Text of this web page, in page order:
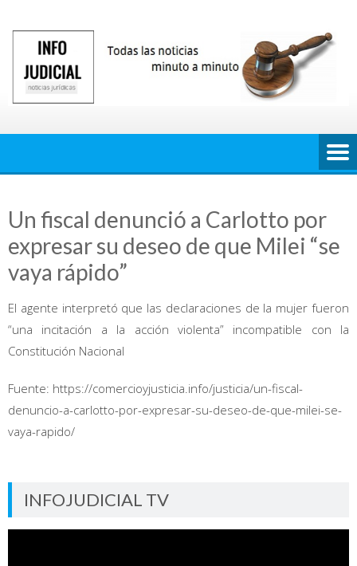
contenido
Un fiscal denunció a Carlotto por
expresar su deseo de que Milei “se
vaya rápido”
El agente interpretó que las declaraciones de la mujer fueron
“una incitación a la acción violenta” incompatible con la
Constitución Nacional
Fuente: https://comercioyjusticia.info/justicia/un-fiscal-
denuncio-a-carlotto-por-expresar-su-deseo-de-que-milei-se-
vaya-rapido/
INFOJUDICIAL TV